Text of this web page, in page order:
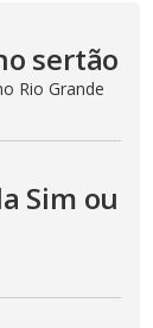
sertão
Rio Grande
Sim ou